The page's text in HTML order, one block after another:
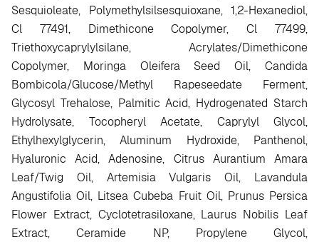
Sesquioleate, Polymethylsilsesquioxane, 1,2-Hexanediol,
Cl 77491, Dimethicone Copolymer, Cl 77499,
Triethoxycaprylylsilane, Acrylates/Dimethicone
Copolymer, Moringa Oleifera Seed Oil, Candida
Bombicola/Glucose/Methyl Rapeseedate Ferment,
Glycosyl Trehalose, Palmitic Acid, Hydrogenated Starch
Hydrolysate, Tocopheryl Acetate, Caprylyl Glycol,
Ethylhexylglycerin, Aluminum Hydroxide, Panthenol,
Hyaluronic Acid, Adenosine, Citrus Aurantium Amara
Leaf/Twig Oil, Artemisia Vulgaris Oil, Lavandula
Angustifolia Oil, Litsea Cubeba Fruit Oil, Prunus Persica
Flower Extract, Cyclotetrasiloxane, Laurus Nobilis Leaf
Extract, Ceramide NP, Propylene Glycol,